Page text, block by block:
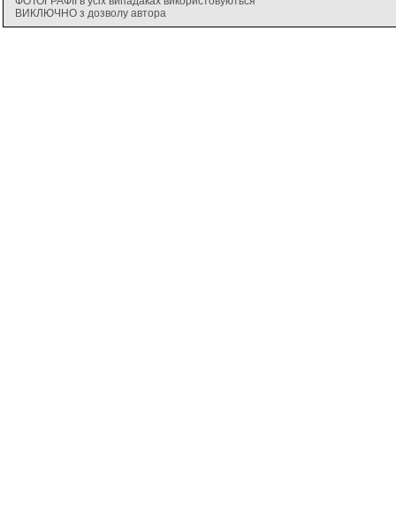
ВИКЛЮЧНО з дозволу автора